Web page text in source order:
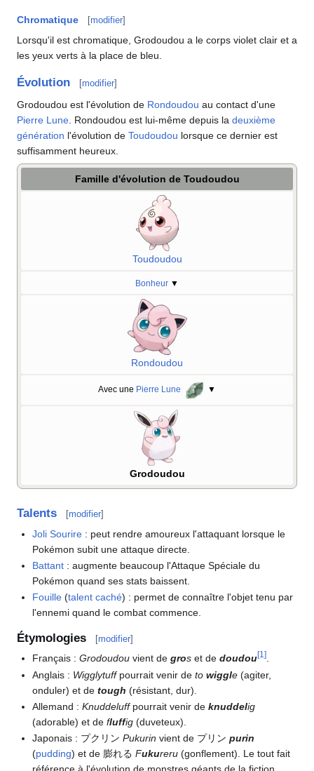
Chromatique [modifier]
Lorsqu'il est chromatique, Grodoudou a le corps violet clair et a
les yeux verts à la place de bleu.
Évolution [modifier]
Grodoudou est l'évolution de Rondoudou au contact d'une
Pierre Lune . Rondoudou est lui-même depuis la deuxième
génération l'évolution de Toudoudou lorsque ce dernier est
suffisamment heureux.
Famille d'évolution de Toudoudou
Toudoudou
Bonheur ▼
Rondoudou
Avec une Pierre Lune ▼
Grodoudou
Talents [modifier]
Joli Sourire : peut rendre amoureux l'attaquant lorsque le
Pokémon subit une attaque directe.
Battant : augmente beaucoup l'Attaque Spéciale du
Pokémon quand ses stats baissent.
Fouille (talent caché) : permet de connaître l'objet tenu par
l'ennemi quand le combat commence.
Étymologies [modifier]
Français :Grodoudou vient degros et dedoudou[1]
Anglais : Wigglytuffpourrait venir detowiggle (agiter,
onduler) et detough (résistant, dur).
Allemand :Knuddeluffpourrait venir deknuddelig
(adorable) et defluffig (duveteux).
Japonais : プクリンPukurin vient de プリンpurin
(pudding) et de 膨れるFukureru (gonflement). Le tout fait